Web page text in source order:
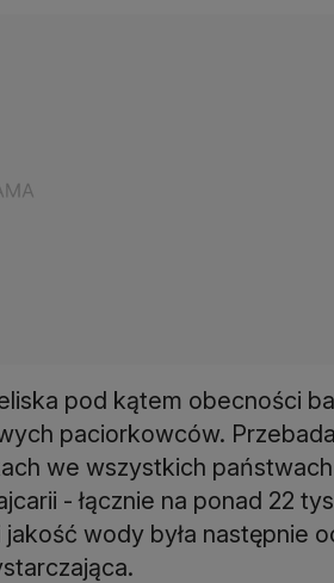
pod kątem obecności
paciorkowców.
we wszystkich państwach
- łącznie na ponad 22
wody była następnie